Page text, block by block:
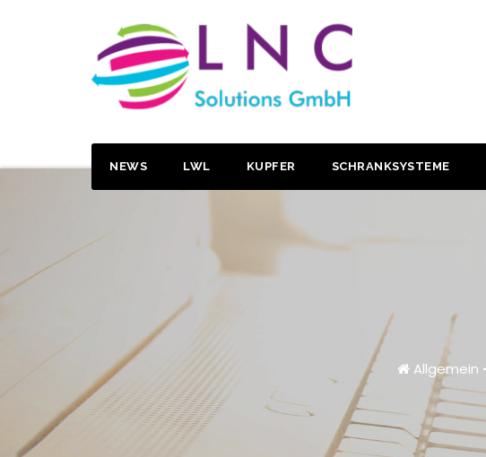
NEWS LWL KUPFER SCHRANKSYSTEME
Allgemein